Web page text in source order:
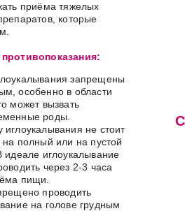
приёма тяжелых
которые
запрещены
особенно в области
может вызвать
роды.
иглоукалывания не стоит
на полный или на пустой
идеале иглоукалывание
через 2-3 часа
пищи.
проводить
на голове грудным